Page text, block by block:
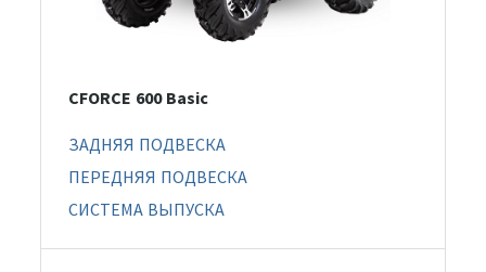
CFORCE 600 Basic
ЗАДНЯЯ ПОДВЕСКА
ПЕРЕДНЯЯ ПОДВЕСКА
СИСТЕМА ВЫПУСКА